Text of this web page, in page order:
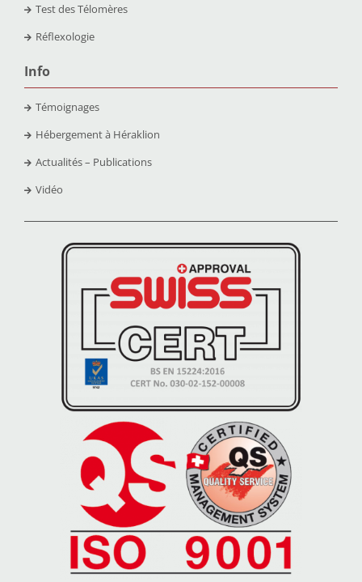
Test des Télomères
Réflexologie
Info
Témoignages
Hébergement à Héraklion
Actualités – Publications
Vidéo